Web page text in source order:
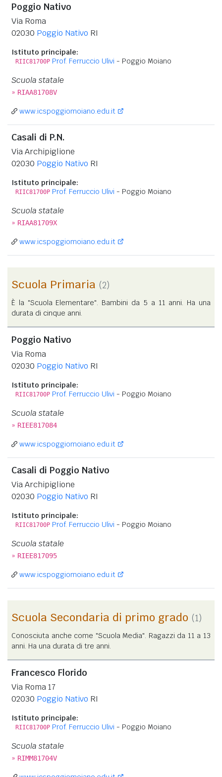
Poggio Nativo
Via Roma
02030 Poggio Nativo RI
Istituto principale:
RIIC81700P Prof. Ferruccio Ulivi - Poggio Moiano
Scuola statale
» RIAA81708V
www.icspoggiomoiano.edu.it
Casali di P.N.
Via Archipiglione
02030 Poggio Nativo RI
Istituto principale:
RIIC81700P Prof. Ferruccio Ulivi - Poggio Moiano
Scuola statale
» RIAA81709X
www.icspoggiomoiano.edu.it
Scuola Primaria (2)
È la "Scuola Elementare". Bambini da 5 a 11 anni. Ha una
durata di cinque anni.
Poggio Nativo
Via Roma
02030 Poggio Nativo RI
Istituto principale:
RIIC81700P Prof. Ferruccio Ulivi - Poggio Moiano
Scuola statale
» RIEE817084
www.icspoggiomoiano.edu.it
Casali di Poggio Nativo
Via Archipiglione
02030 Poggio Nativo RI
Istituto principale:
RIIC81700P Prof. Ferruccio Ulivi - Poggio Moiano
Scuola statale
» RIEE817095
www.icspoggiomoiano.edu.it
Scuola Secondaria di primo grado (1)
Conosciuta anche come "Scuola Media". Ragazzi da 11 a 13
anni. Ha una durata di tre anni.
Francesco Florido
Via Roma 17
02030 Poggio Nativo RI
Istituto principale:
RIIC81700P Prof. Ferruccio Ulivi - Poggio Moiano
Scuola statale
» RIMM81704V